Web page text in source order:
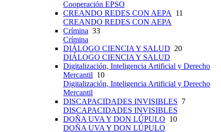
Cooperación EPSO
CREANDO REDES CON AEPA
11
CREANDO REDES CON AEPA
Crímina 33
Crímina
DIÁLOGO CIENCIA Y SALUD 20
DIÁLOGO CIENCIA Y SALUD
Digitalización, Inteligencia Artificial y Derecho
Mercantil 10
Digitalización, Inteligencia Artificial y Derecho
Mercantil
DISCAPACIDADES INVISIBLES 7
DISCAPACIDADES INVISIBLES
DOÑA UVA Y DON LÚPULO 10
DOÑA UVA Y DON LÚPULO